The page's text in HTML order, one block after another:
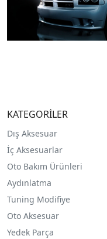
KATEGORİLER
Dış Aksesuar
İç Aksesuarlar
Oto Bakım Ürünleri
Aydınlatma
Tuning Modifiye
Oto Aksesuar
Yedek Parça